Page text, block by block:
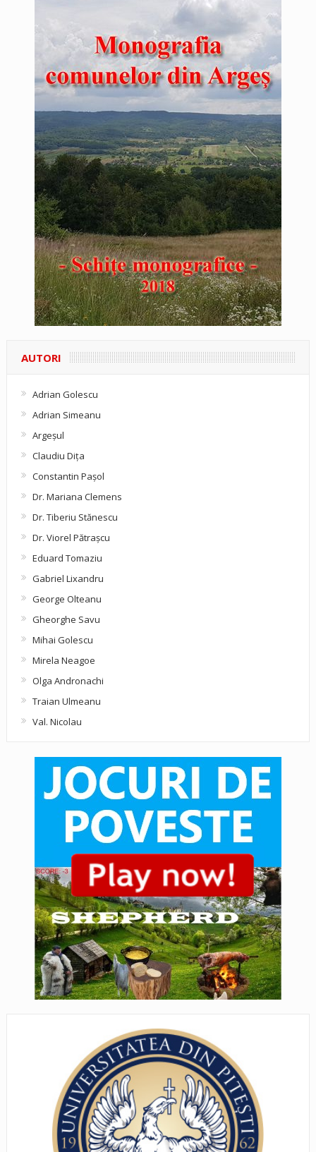
AUTORI
Adrian Golescu
Adrian Simeanu
Argeşul
Claudiu Diţa
Constantin Pașol
Dr. Mariana Clemens
Dr. Tiberiu Stănescu
Dr. Viorel Pătraşcu
Eduard Tomaziu
Gabriel Lixandru
George Olteanu
Gheorghe Savu
Mihai Golescu
Mirela Neagoe
Olga Andronachi
Traian Ulmeanu
Val. Nicolau